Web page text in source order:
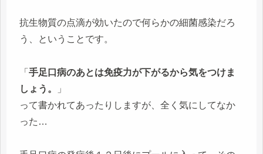
抗生物質の点滴が効いたので何らかの細菌感染だろ
う、ということです。
「 手足口病のあとは免疫力が下がるから気をつけま
しょう。
」
って書かれてあったりしますが、全く気にしてなか
った…